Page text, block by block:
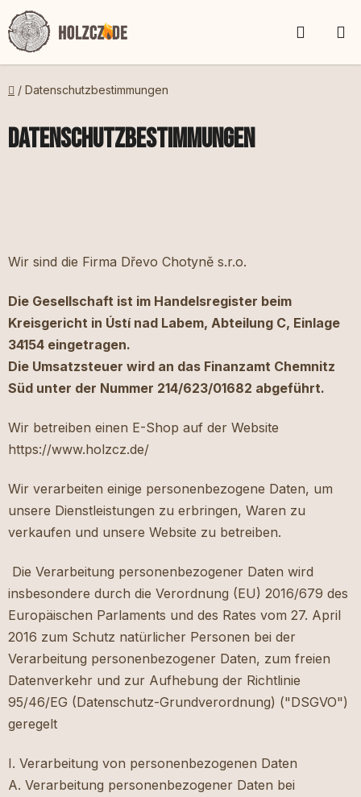
Zum
Inhalt
springen
Startseite
/ Datenschutzbestimmungen
Datenschutzbestimmungen
Wir sind die Firma Dřevo Chotyně s.r.o.
Die Gesellschaft ist im Handelsregister beim
Kreisgericht in Ústí nad Labem, Abteilung C, Einlage
34154 eingetragen.
Die Umsatzsteuer wird an das Finanzamt Chemnitz
Süd unter der Nummer 214/623/01682 abgeführt.
Wir betreiben einen E-Shop auf der Website
https://www.holzcz.de/
Wir verarbeiten einige personenbezogene Daten, um
unsere Dienstleistungen zu erbringen, Waren zu
verkaufen und unsere Website zu betreiben.
Die Verarbeitung personenbezogener Daten wird
insbesondere durch die Verordnung (EU) 2016/679 des
Europäischen Parlaments und des Rates vom 27. April
2016 zum Schutz natürlicher Personen bei der
Verarbeitung personenbezogener Daten, zum freien
Datenverkehr und zur Aufhebung der Richtlinie
95/46/EG (Datenschutz-Grundverordnung) ("DSGVO")
geregelt
I. Verarbeitung von personenbezogenen Daten
A. Verarbeitung personenbezogener Daten bei